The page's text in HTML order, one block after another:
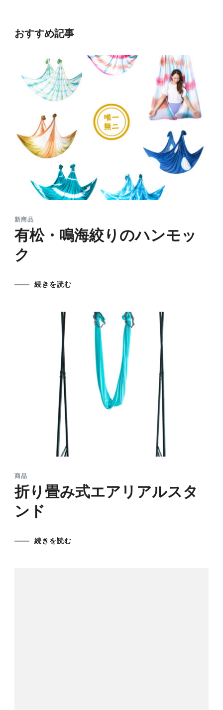
おすすめ記事
新商品
有松・鳴海絞りのハンモッ
ク
続きを読む
商品
折り畳み式エアリアルスタ
ンド
続きを読む